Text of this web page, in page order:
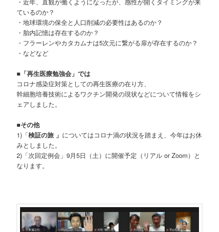
ているのか？
・地球環境の保全と人口削減の必要性はあるのか？
・胎内記憶は存在するのか？
・フラーレンやカタカムナは5次元に繋がる扉が存在するのか？
・などなど
■ 「再生医療勉強会」では
コロナ感染症対策としての再生医療の在り方、
幹細胞培養技術によるワクチン開発の現状などについて情報をシ
ェアしました。
■その他
1)「検証の旅 」 についてはコロナ渦の状況を踏まえ、今年はお休
みとしました。
2)「次回定例会」9月5日（土）に開催予定（リアル or Zoom）と
なります。